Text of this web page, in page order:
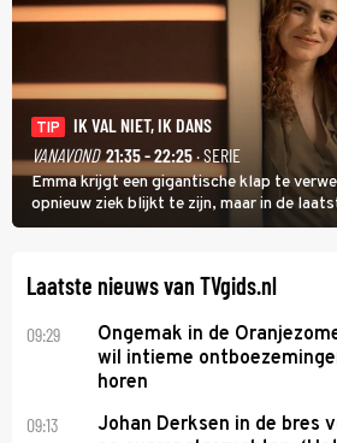
TIP
IK VAL NIET, IK DANS
VANAVOND 21:35 - 22:25· SERIE
Emma krijgt een gigantische klap te
opnieuw ziek blijkt te zijn, maar in de
Ik Dans laat ze zien dat ze niet van plan
Laatste nieuws van TVgids.nl
09:29
Ongemak in de
wil intieme
horen
09:13
Johan Derksen in de bres